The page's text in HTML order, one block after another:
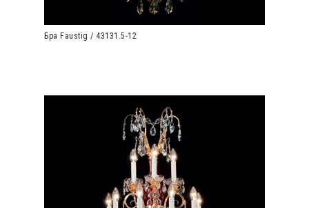
Бра Faustig / 43131.5-12